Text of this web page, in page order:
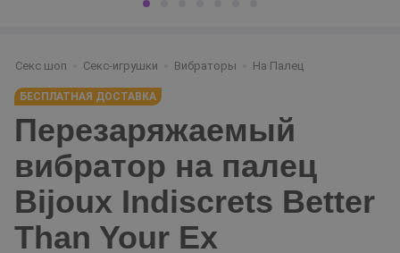
Секс шоп Секс-игрушки Вибраторы На Палец
БЕСПЛАТНАЯ ДОСТАВКА
Перезаряжаемый
вибратор на палец
Bijoux Indiscrets Better
Than Your Ex